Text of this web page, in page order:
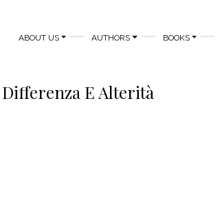
MAIN NAVIGATION
ABOUT US AUTHORS BOOKS
Differenza E Alterità